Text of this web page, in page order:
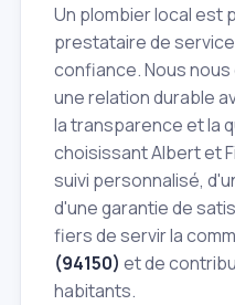
Un plombier local est
prestataire de
confiance. Nous
une relation durable
la transparence et la
choisissant Albert et
suivi personnalisé,
d'une garantie de
fiers de servir la
(94150) et de
habitants.